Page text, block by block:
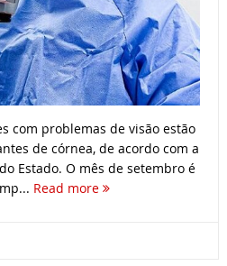
com problemas de visão estão
de córnea, de acordo com a
Estado. O mês de setembro é
Read more